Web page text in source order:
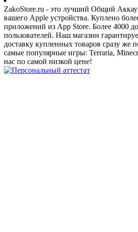
ZakoStore.ru - это лучший Общий
вашего Apple устройства. Куплено
приложений из App Store. Более 4000
пользователей. Наш магазин
доставку купленных товаров сразу же
самые популярные игры: Terraria,
нас по самой низкой цене!